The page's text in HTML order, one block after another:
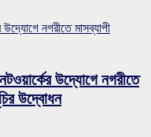
উদ্যোগে নগরীতে মাসব্যাপী
উদ্যোগে নগরীতে
উদ্বোধন